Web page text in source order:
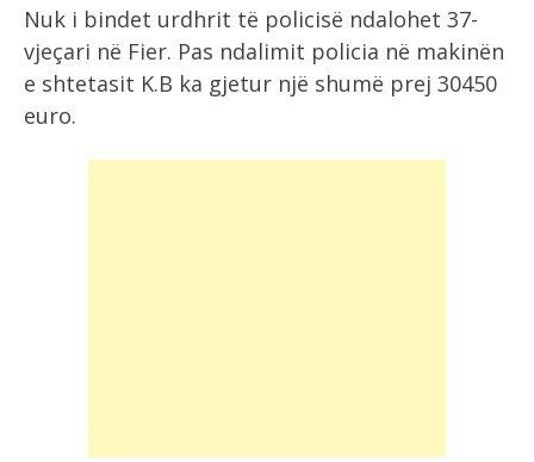
Nuk i bindet urdhrit të policisë ndalohet 37-
vjeçari në Fier. Pas ndalimit policia në makinën
e shtetasit K.B ka gjetur një shumë prej 30450
euro.